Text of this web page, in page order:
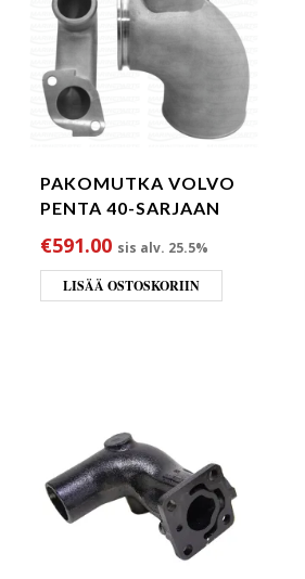
PAKOMUTKA VOLVO
PENTA 40-SARJAAN
€591.00 sis alv. 25.5%
LISÄÄ OSTOSKORIIN